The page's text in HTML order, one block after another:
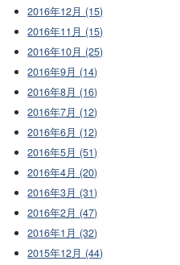
2016年12月 (15)
2016年11月 (15)
2016年10月 (25)
2016年9月 (14)
2016年8月 (16)
2016年7月 (12)
2016年6月 (12)
2016年5月 (51)
2016年4月 (20)
2016年3月 (31)
2016年2月 (47)
2016年1月 (32)
2015年12月 (44)